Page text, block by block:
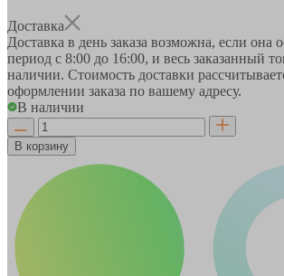
Доставка
Доставка в день заказа возможна, если она
период с 8:00 до 16:00, и весь заказанный
наличии. Стоимость доставки
оформлении заказа по вашему адресу.
В наличии
В корзину